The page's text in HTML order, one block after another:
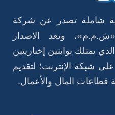
شاملة تصدر عن شركة
وتعد الاصدار
يمتلك بوابتين إخباريتين
على شبكة الإنترنت؛ لتقديم
قطاعات المال والأعمال.